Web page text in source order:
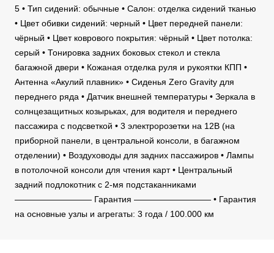
5 • Тип сидений: обычные • Салон: отделка сидений тканью
• Цвет обивки сидений: черный • Цвет передней панели:
чёрный • Цвет коврового покрытия: чёрный • Цвет потолка:
серый • Тонировка задних боковых стекол и стекла
багажной двери • Кожаная отделка руля и рукоятки КПП •
Антенна «Акулий плавник» • Сиденья Zero Gravity для
переднего ряда • Датчик внешней температуры • Зеркала в
солнцезащитных козырьках, для водителя и переднего
пассажира с подсветкой • 3 электророзетки на 12В (на
приборной панели, в центральной консоли, в багажном
отделении) • Воздуховоды для задних пассажиров • Лампы
в потолочной консоли для чтения карт • Центральный
задний подлокотник с 2-мя подстаканниками
————————— Гарантия ————————— • Гарантия
на основные узлы и агрегаты: 3 года / 100.000 км